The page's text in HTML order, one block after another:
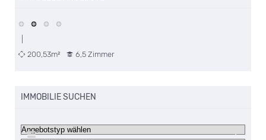
200,53m²
6,5 Zimmer
IMMOBILIE SUCHEN